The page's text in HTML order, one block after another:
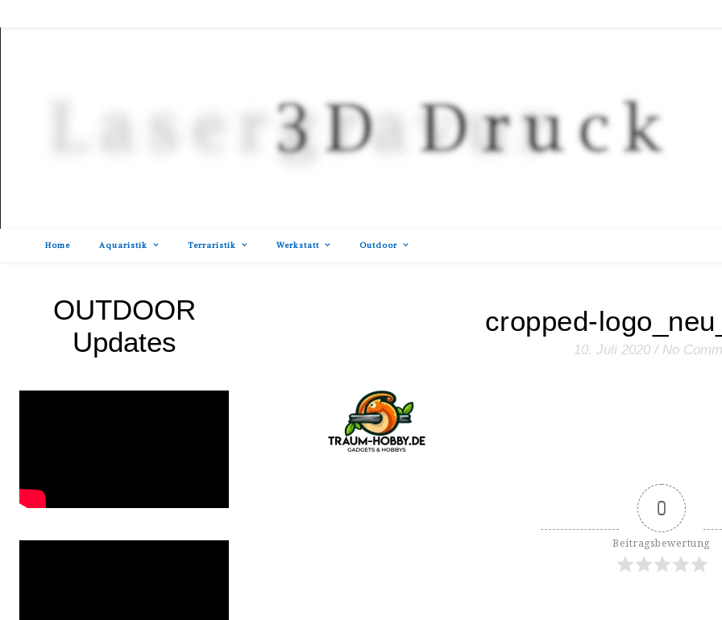
Home Aquaristik Terraristik Werkstatt Outdoor
OUTDOOR
Updates
cropped-
10. Juli 2020 / No
0
Beitragsbewertung